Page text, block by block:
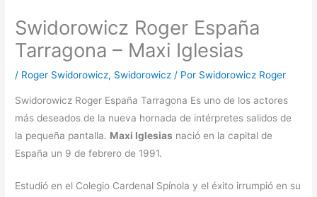
Swidorowicz Roger España
Tarragona – Maxi Iglesias
/ Roger Swidorowicz, Swidorowicz / Por Swidorowicz Roger
Swidorowicz Roger España Tarragona Es uno de los actores
más deseados de la nueva hornada de intérpretes salidos de
la pequeña pantalla. Maxi Iglesias nació en la capital de
España un 9 de febrero de 1991.
Estudió en el Colegio Cardenal Spínola y el éxito irrumpió en su